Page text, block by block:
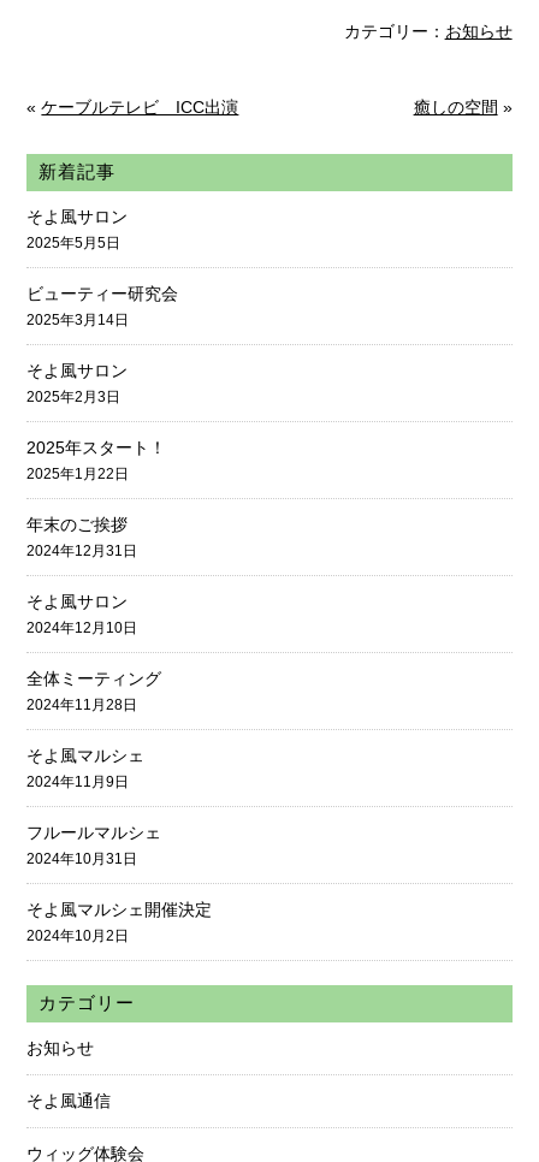
カテゴリー： お知らせ
«ケーブルテレビ ICC出演 癒しの空間 »
新着記事
そよ風サロン
2025年5月5日
ビューティー研究会
2025年3月14日
そよ風サロン
2025年2月3日
2025年スタート！
2025年1月22日
年末のご挨拶
2024年12月31日
そよ風サロン
2024年12月10日
全体ミーティング
2024年11月28日
そよ風マルシェ
2024年11月9日
フルールマルシェ
2024年10月31日
そよ風マルシェ開催決定
2024年10月2日
カテゴリー
お知らせ
そよ風通信
ウィッグ体験会